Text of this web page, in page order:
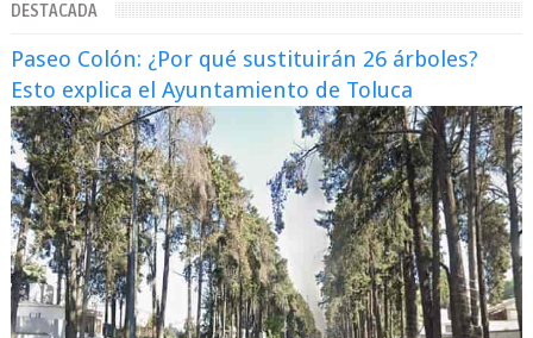
DESTACADA
Paseo Colón: ¿Por qué sustituirán 26 árboles?
Esto explica el Ayuntamiento de Toluca